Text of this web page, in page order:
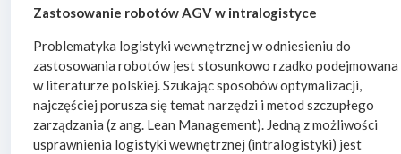
Zastosowanie robotów AGV w intralogistyce
Problematyka logistyki wewnętrznej w odniesieniu do
zastosowania robotów jest stosunkowo rzadko podejmowana
w literaturze polskiej. Szukając sposobów optymalizacji,
najczęściej porusza się temat narzędzi i metod szczupłego
zarządzania (z ang. Lean Management). Jedną z możliwości
usprawnienia logistyki wewnętrznej (intralogistyki) jest